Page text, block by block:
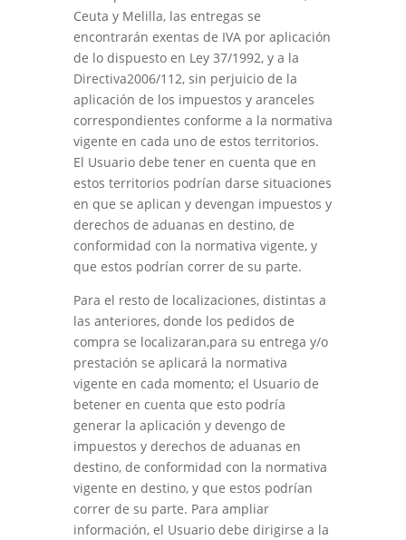
Ceuta y Melilla, las entregas se
encontrarán exentas de IVA por aplicación
de lo dispuesto en Ley 37/1992, y a la
Directiva2006/112, sin perjuicio de la
aplicación de los impuestos y aranceles
correspondientes conforme a la normativa
vigente en cada uno de estos territorios.
El Usuario debe tener en cuenta que en
estos territorios podrían darse situaciones
en que se aplican y devengan impuestos y
derechos de aduanas en destino, de
conformidad con la normativa vigente, y
que estos podrían correr de su parte.
Para el resto de localizaciones, distintas a
las anteriores, donde los pedidos de
compra se localizaran,para su entrega y/o
prestación se aplicará la normativa
vigente en cada momento; el Usuario de
betener en cuenta que esto podría
generar la aplicación y devengo de
impuestos y derechos de aduanas en
destino, de conformidad con la normativa
vigente en destino, y que estos podrían
correr de su parte. Para ampliar
información, el Usuario debe dirigirse a la